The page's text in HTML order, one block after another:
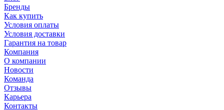
Бренды
Как купить
Условия оплаты
Условия доставки
Гарантия на товар
Компания
О компании
Новости
Команда
Отзывы
Карьера
Контакты